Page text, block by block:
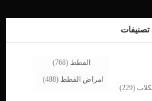
انتهائه من قياس درجة الحرارة.سيقوم الطبيب
بفحص الكلب […]
تصنيفات
(229)
القطط (768)
امراض القطط (488)